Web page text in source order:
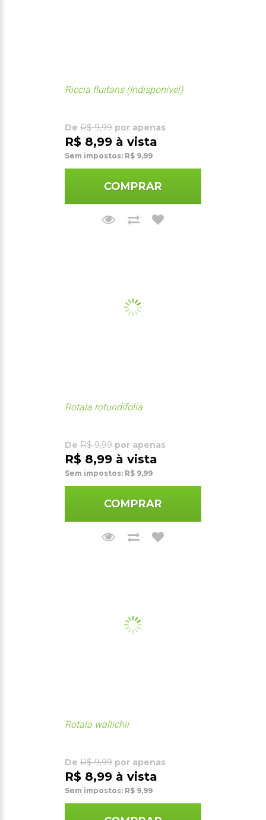
Riccia fluitans (Indisponível)
De R$ 9,99 por apenas
R$ 8,99 à vista
Sem impostos: R$ 9,99
COMPRAR
Rotala rotundifolia
De R$ 9,99 por apenas
R$ 8,99 à vista
Sem impostos: R$ 9,99
COMPRAR
Rotala wallichii
De R$ 9,99 por apenas
R$ 8,99 à vista
Sem impostos: R$ 9,99